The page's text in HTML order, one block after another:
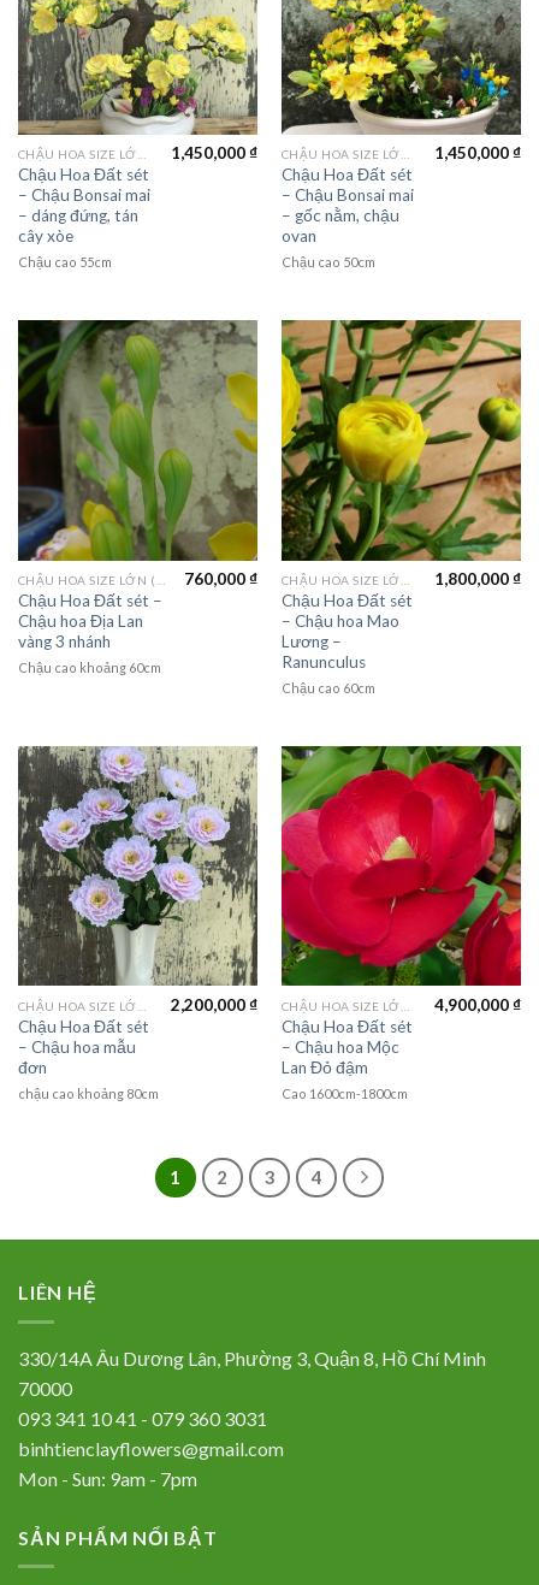
Chậu Hoa Đất sét
– Chậu Bonsai mai
– dáng đứng, tán
cây xòe
1,450,000₫
Chậu cao 55cm
Chậu Hoa Đất sét
– Chậu Bonsai mai
– gốc nằm, chậu
ovan
1,450,000₫
Chậu cao 50cm
Chậu Hoa Đất sét –
Chậu hoa Địa Lan
vàng 3 nhánh
760,000₫
Chậu cao khoảng 60cm
Chậu Hoa Đất sét
– Chậu hoa Mao
Lương –
Ranunculus
1,800,000₫
Chậu cao 60cm
Chậu Hoa Đất sét
– Chậu hoa mẫu
đơn
2,200,000₫
chậu cao khoảng 80cm
Chậu Hoa Đất sét
– Chậu hoa Mộc
Lan Đỏ đậm
4,900,000₫
Cao 1600cm-1800cm
1 2 3 4
LIÊN HỆ
330/14A Âu Dương Lân, Phường 3, Quận 8, Hồ Chí Minh
70000
093 341 10 41 - 079 360 3031
binhtienclayflowers@gmail.com
Mon - Sun: 9am - 7pm
SẢN PHẨM NỔI BẬT